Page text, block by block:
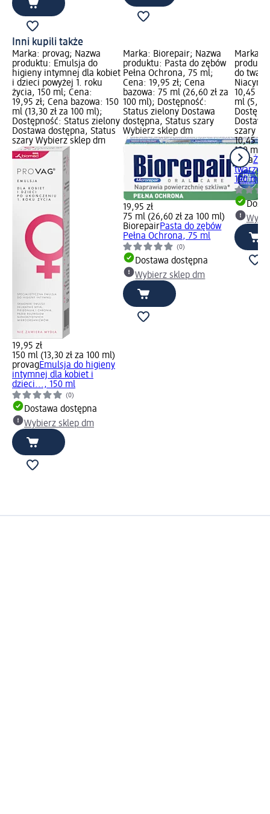
Inni kupili także
Marka: provag; Nazwa
produktu: Emulsja do
higieny intymnej dla kobiet
i dzieci powyżej 1. roku
życia, 150 ml; Cena:
19,95 zł; Cena bazowa: 150
ml (13,30 zł za 100 ml);
Dostępność: Status zielony
Dostawa dostępna, Status
szary Wybierz sklep dm
19,95 zł
150 ml (13,30 zł za 100 ml)
provagEmulsja do higieny
intymnej dla kobiet i
dzieci..., 150 ml
(0)
Dostawa dostępna
Wybierz sklep dm
Marka: Biorepair; Nazwa
produktu: Pasta do zębów
Pełna Ochrona, 75 ml;
Cena: 19,95 zł; Cena
bazowa: 75 ml (26,60 zł za
100 ml); Dostępność:
Status zielony Dostawa
dostępna, Status szary
Wybierz sklep dm
19,95 zł
75 ml (26,60 zł za 100 ml)
BiorepairPasta do zębów
Pełna Ochrona, 75 ml
(0)
Dostawa dostępna
Wybierz sklep dm
Marka:
do
10,45
ml (5,50
szary
10,45 zł
190 ml
ziajaŻel
twarzy
190 ml